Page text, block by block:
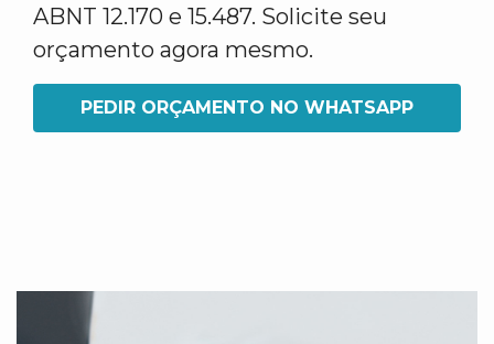
ABNT 12.170 e 15.487. Solicite seu
orçamento agora mesmo.
PEDIR ORÇAMENTO NO WHATSAPP